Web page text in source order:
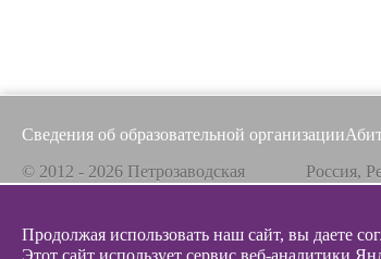
Сведения об образовательной организации
© 2012 - 2026 Петрозаводская
Все материалы на сайте защищены авторским
правом,
Россия,
Продолжая использовать наш сайт, вы даете
Этот сайт использует сервис веб-